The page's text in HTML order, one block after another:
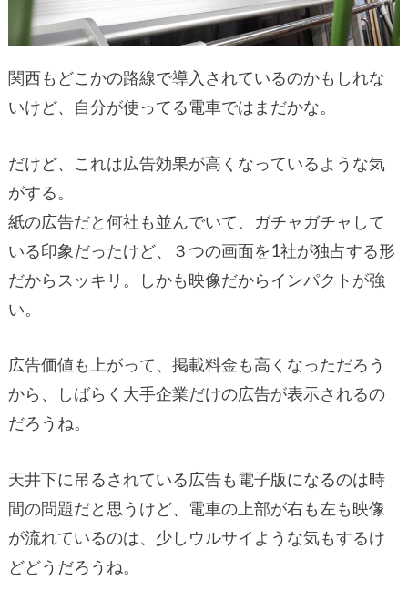
関西もどこかの路線で導入されているのかもしれな
いけど、自分が使ってる電車ではまだかな。
だけど、これは広告効果が高くなっているような気
がする。
紙の広告だと何社も並んでいて、ガチャガチャして
いる印象だったけど、３つの画面を1社が独占する形
だからスッキリ。しかも映像だからインパクトが強
い。
広告価値も上がって、掲載料金も高くなっただろう
から、しばらく大手企業だけの広告が表示されるの
だろうね。
天井下に吊るされている広告も電子版になるのは時
間の問題だと思うけど、電車の上部が右も左も映像
が流れているのは、少しウルサイような気もするけ
どどうだろうね。